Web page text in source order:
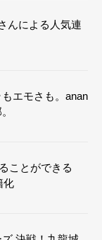
んによる人気連
エモさも。anan
ことができる
化